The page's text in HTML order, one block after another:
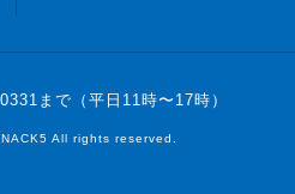
まで（平日11時〜17時）
All rights reserved.